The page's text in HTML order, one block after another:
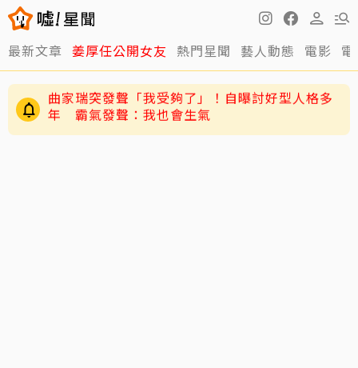
最新文章 姜厚任公開女友 熱門星聞 藝人動態 電影
黃寅燁、惠利確認愛意深情熱吻！網友震驚到
「調亮影片」細看舌吻過程